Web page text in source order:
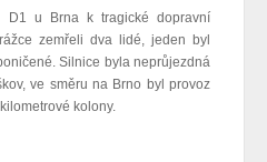
u Brna k tragické dopravní
zemřeli dva lidé, jeden byl
Silnice byla neprůjezdná
ve směru na Brno byl provoz
kolony.